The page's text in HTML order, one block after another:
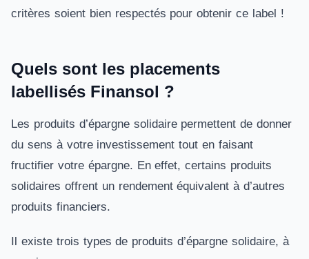
critères soient bien respectés pour obtenir ce label !
Quels sont les placements
labellisés Finansol ?
Les produits d’épargne solidaire permettent de donner
du sens à votre investissement tout en faisant
fructifier votre épargne. En effet, certains produits
solidaires offrent un rendement équivalent à d’autres
produits financiers.
Il existe trois types de produits d’épargne solidaire, à